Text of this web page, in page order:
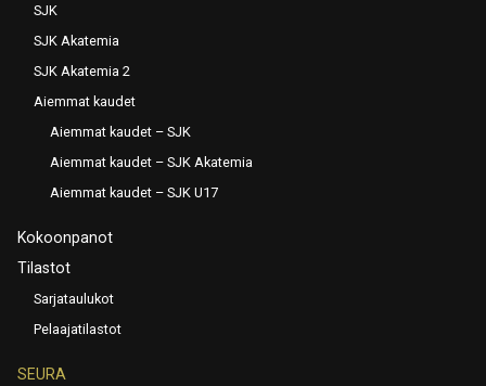
SJK
SJK Akatemia
SJK Akatemia 2
Aiemmat kaudet
Aiemmat kaudet – SJK
Aiemmat kaudet – SJK Akatemia
Aiemmat kaudet – SJK U17
Kokoonpanot
Tilastot
Sarjataulukot
Pelaajatilastot
SEURA